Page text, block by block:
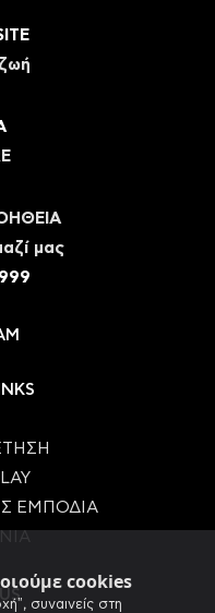
cookies
συναινείς στη
μας
ΕΜΠΟΔΙΑ